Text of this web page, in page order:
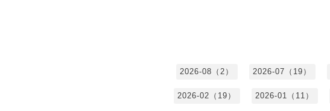
2026-08（2） 2026-07（19）
2026-02（19） 2026-01（11）